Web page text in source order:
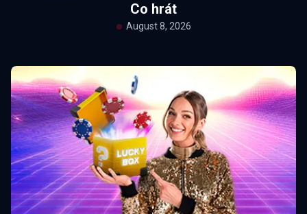
Co hrát
August 8, 2026